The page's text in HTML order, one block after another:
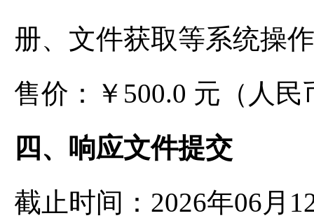
册、文件获取等系统操
售价：￥500.0 元（人民
四、响应文件提交
截止时间：2026年06月